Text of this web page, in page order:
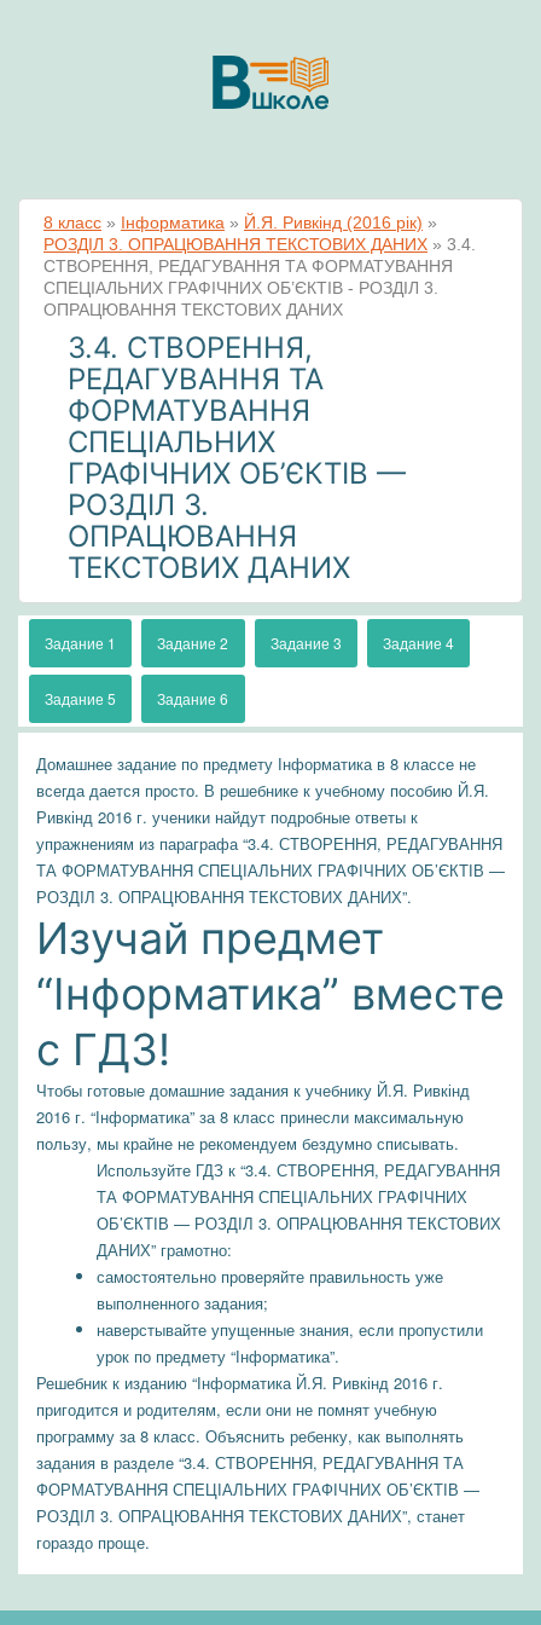
8 класс » Інформатика » Й.Я. Ривкінд (2016 рік) »
РОЗДІЛ 3. ОПРАЦЮВАННЯ ТЕКСТОВИХ ДАНИХ » 3.4.
СТВОРЕННЯ, РЕДАГУВАННЯ ТА ФОРМАТУВАННЯ
СПЕЦІАЛЬНИХ ГРАФІЧНИХ ОБ’ЄКТІВ - РОЗДІЛ 3.
ОПРАЦЮВАННЯ ТЕКСТОВИХ ДАНИХ
3.4. СТВОРЕННЯ,
РЕДАГУВАННЯ ТА
ФОРМАТУВАННЯ
СПЕЦІАЛЬНИХ
ГРАФІЧНИХ ОБ’ЄКТІВ —
РОЗДІЛ 3.
ОПРАЦЮВАННЯ
ТЕКСТОВИХ ДАНИХ
Задание 1 Задание 2 Задание 3 Задание 4
Задание 5 Задание 6
Домашнее задание по предмету Інформатика в 8 классе не
всегда дается просто. В решебнике к учебному пособию Й.Я.
Ривкінд 2016 г. ученики найдут подробные ответы к
упражнениям из параграфа “3.4. СТВОРЕННЯ, РЕДАГУВАННЯ
ТА ФОРМАТУВАННЯ СПЕЦІАЛЬНИХ ГРАФІЧНИХ ОБ’ЄКТІВ —
РОЗДІЛ 3. ОПРАЦЮВАННЯ ТЕКСТОВИХ ДАНИХ”.
Изучай предмет
“Інформатика” вместе
с ГДЗ!
Чтобы готовые домашние задания к учебнику Й.Я. Ривкінд
2016 г. “Інформатика” за 8 класс принесли максимальную
пользу, мы крайне не рекомендуем бездумно списывать.
Используйте ГДЗ к “3.4. СТВОРЕННЯ, РЕДАГУВАННЯ
ТА ФОРМАТУВАННЯ СПЕЦІАЛЬНИХ ГРАФІЧНИХ
ОБ’ЄКТІВ — РОЗДІЛ 3. ОПРАЦЮВАННЯ ТЕКСТОВИХ
ДАНИХ” грамотно:
самостоятельно проверяйте правильность уже
выполненного задания;
наверстывайте упущенные знания, если пропустили
урок по предмету “Інформатика”.
Решебник к изданию “Інформатика Й.Я. Ривкінд 2016 г.
пригодится и родителям, если они не помнят учебную
программу за 8 класс. Объяснить ребенку, как выполнять
задания в разделе “3.4. СТВОРЕННЯ, РЕДАГУВАННЯ ТА
ФОРМАТУВАННЯ СПЕЦІАЛЬНИХ ГРАФІЧНИХ ОБ’ЄКТІВ —
РОЗДІЛ 3. ОПРАЦЮВАННЯ ТЕКСТОВИХ ДАНИХ”, станет
гораздо проще.